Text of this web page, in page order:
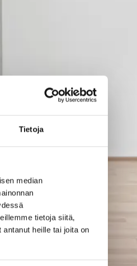
Tietoja
median
tietoja siitä,
heille tai joita on